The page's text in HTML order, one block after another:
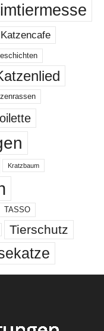
Katzencafe
Kratzbaum
TASSO
Tierschutz